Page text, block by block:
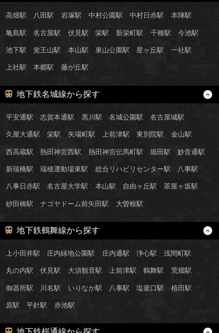
高畑駅 八田駅 岩塚駅 中村公園駅 中村日赤駅 本陣駅
亀島駅 名古屋駅 伏見駅 栄駅 新栄町駅 千種駅 今池駅
池下駅 覚王山駅 本山駅 東山公園駅 星ヶ丘駅 一社駅
上社駅 本郷駅 藤が丘駅
地下鉄名城線から探す
平安通駅 志賀本通駅 黒川駅 名城公園駅 名古屋城駅
久屋大通駅 栄駅 矢場町駅 上前津駅 東別院駅 金山駅
西高蔵駅 熱田神宮西駅 熱田神宮伝馬町駅 堀田駅 妙音通駅
新瑞橋駅 瑞穂運動場東駅 総合リハビリセンター駅 八事駅
八事日赤駅 名古屋大学駅 本山駅 自由ヶ丘駅 茶屋ヶ坂駅
砂田橋駅 ナゴヤドーム前矢田駅 大曽根駅
地下鉄鶴舞線から探す
上小田井駅 庄内緑地公園駅 庄内通駅 浄心駅 浅間町駅
丸の内駅 伏見駅 大須観音駅 上前津駅 鶴舞駅 荒畑駅
御器所駅 川名駅 いりなか駅 八事駅 塩釜口駅 植田駅
原駅 平針駅 赤池駅